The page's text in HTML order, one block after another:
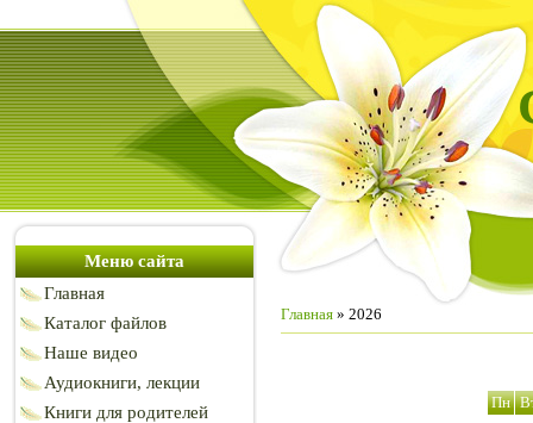
Меню сайта
Главная
Каталог файлов
Наше видео
Аудиокниги, лекции
Книги для родителей
Главная » 2026
Пн